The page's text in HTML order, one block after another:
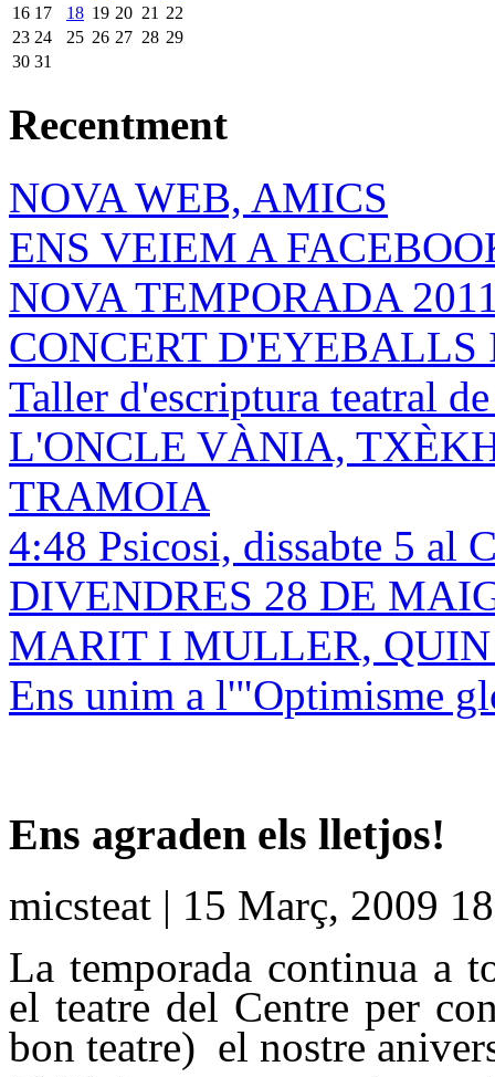
16 17 18 19 20 21 22
23 24 25 26 27 28 29
30 31
Recentment
NOVA WEB, AMICS
ENS VEIEM A
NOVA TEMPORADA
CONCERT D'EYEBALLS
Taller d'escriptura teatral
L'ONCLE VÀNIA,
TRAMOIA
4:48 Psicosi, dissabte 5 al
DIVENDRES 28 DE
MARIT I MULLER,
Ens unim a l'"Optimisme
Ens agraden els lletjos!
micsteat | 15 Març, 2009
La temporada continua a
el teatre del Centre per
bon teatre) el nostre